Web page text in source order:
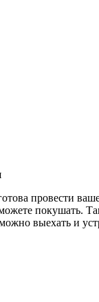
провести
покушать.
выехать и